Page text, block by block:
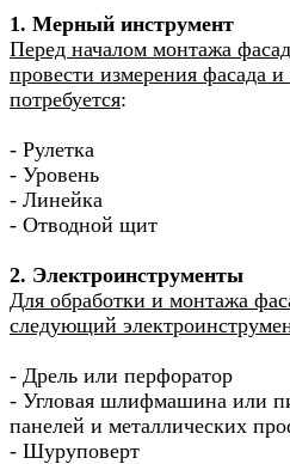
1. Мерный инструмент
Перед началом монтажа
провести измерения фасада
потребуется:
- Рулетка
- Уровень
- Линейка
- Отводной щит
2. Электроинструменты
Для обработки и монтажа
следующий
- Дрель или перфоратор
- Угловая шлифмашина или
панелей и металлических
- Шуруповерт